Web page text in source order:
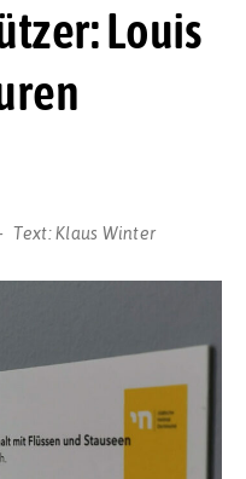
Louis
Text:Klaus Winter